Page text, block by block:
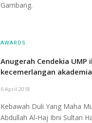
Gambang.
AWARDS
Anugerah Cendekia
kecemerlangan akademia
6 April 2018
Kebawah Duli Yang Maha
Abdullah Al-Haj Ibni Sultan